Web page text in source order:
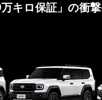
キロ保証」の衝